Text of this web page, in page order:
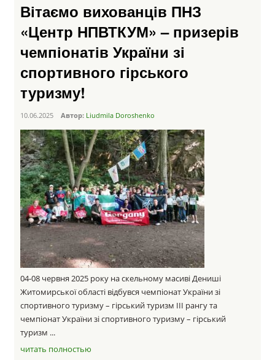
Вітаємо вихованців ПНЗ
«Центр НПВТКУМ» – призерів
чемпіонатів України зі
спортивного гірського
туризму!
10.06.2025 Автор: Liudmila Doroshenko
04-08 червня 2025 року на скельному масиві Дениші
Житомирської області відбувся чемпіонат України зі
спортивного туризму – гірський туризм ІІІ рангу та
чемпіонат України зі спортивного туризму – гірський
туризм ...
читать полностью